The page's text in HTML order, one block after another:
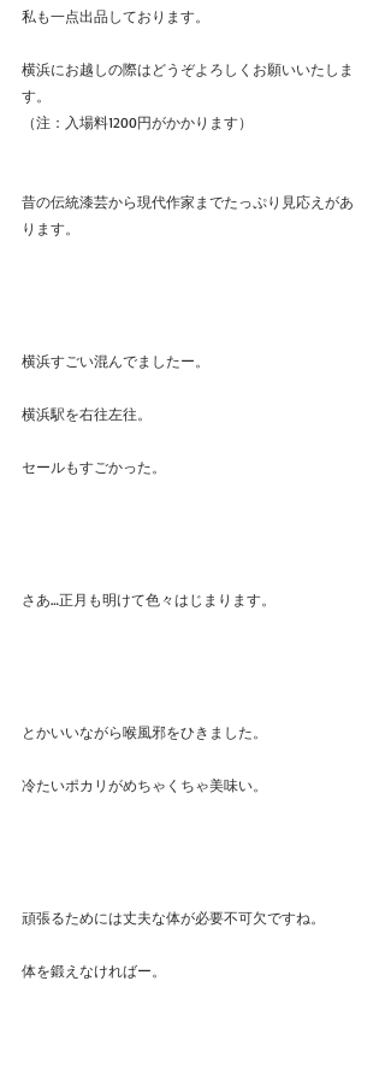
私も一点出品しております。
横浜にお越しの際はどうぞよろしくお願いいたしま
す。
（注：入場料1200円がかかります）
昔の伝統漆芸から現代作家までたっぷり見応えがあ
ります。
横浜すごい混んでましたー。
横浜駅を右往左往。
セールもすごかった。
さあ…正月も明けて色々はじまります。
とかいいながら喉風邪をひきました。
冷たいポカリがめちゃくちゃ美味い。
頑張るためには丈夫な体が必要不可欠ですね。
体を鍛えなければー。